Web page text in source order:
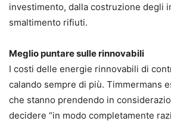
investimento, dalla costruzione degli
smaltimento rifiuti.
Meglio puntare sulle rinnovabili
I costi delle energie rinnovabili di
calando sempre di più. Timmermans
che stanno prendendo in
decidere “in modo completamente